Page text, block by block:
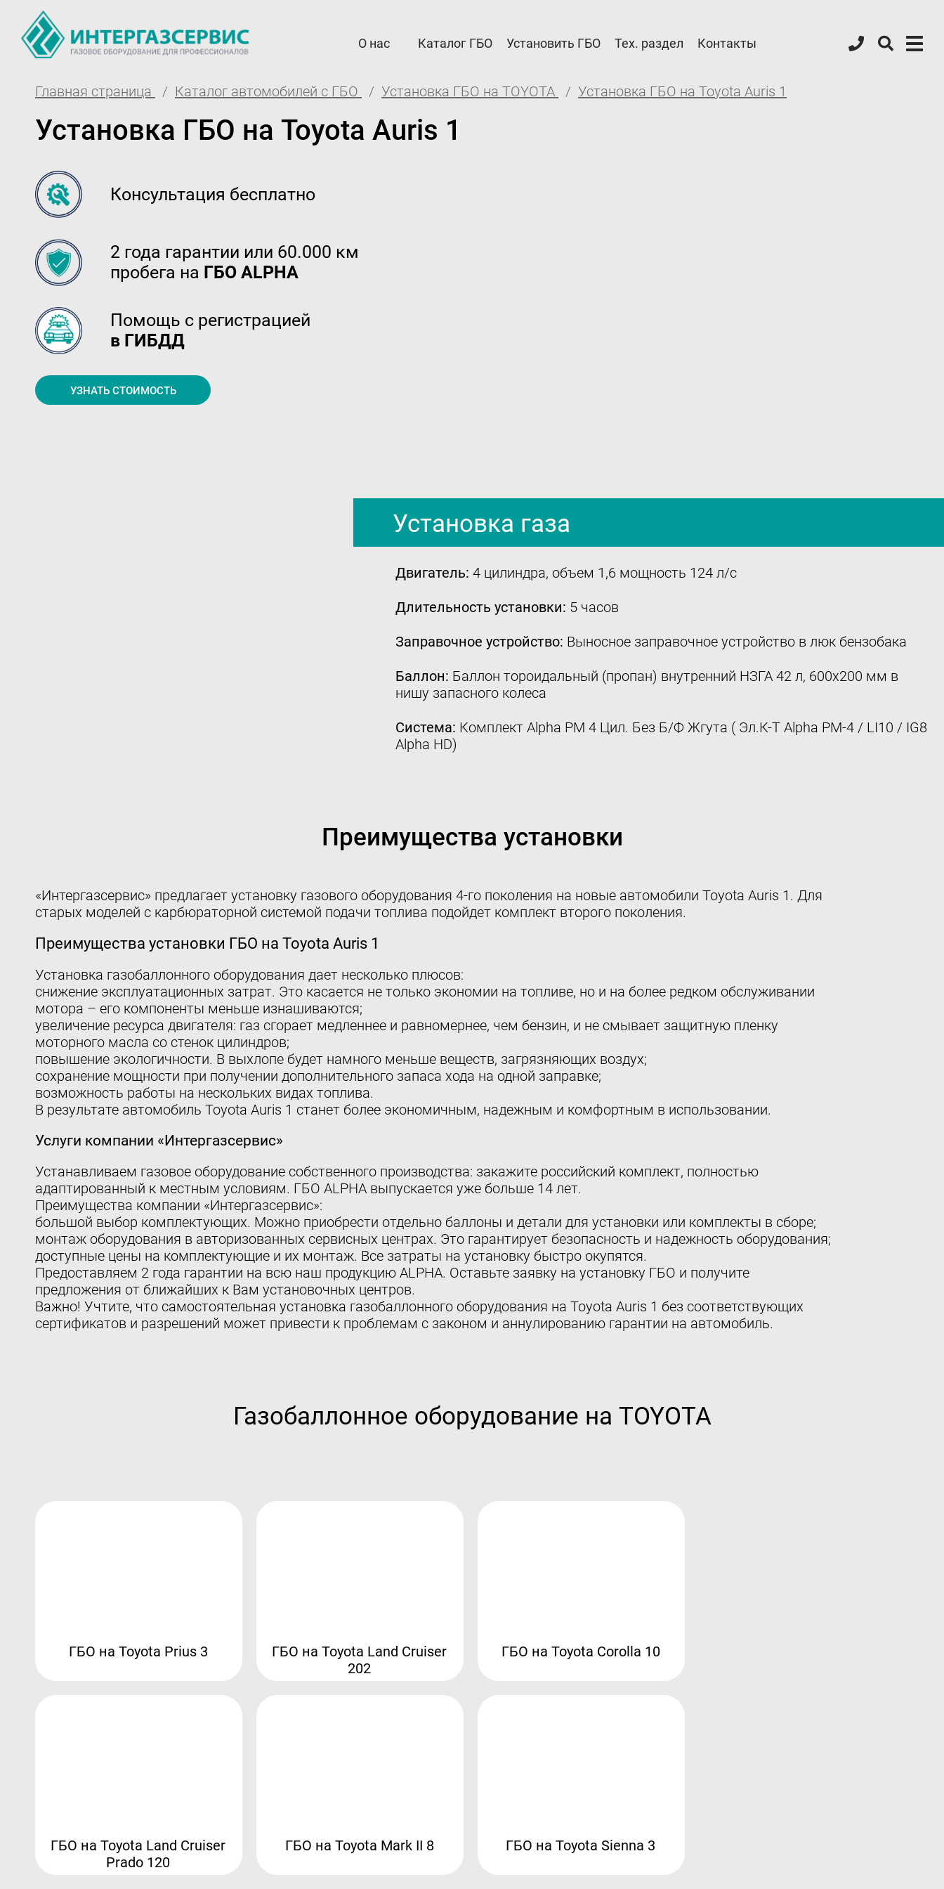
О нас Каталог ГБО Установить ГБО Тех. раздел Контакты
Новости
ГБО Alpha
Вопросы и ответы
Документы компании
Доставка Партнерам
Регистрация ГБО в ГИБДД
Тех. раздел
Главная страница Каталог автомобилей с ГБО Установка ГБО на TOYOTA Установка ГБО на Toyota Auris 1
Установка ГБО на Toyota Auris 1
Консультация бесплатно
2 года гарантии или 60.000 км
пробега на ГБО ALPHA
Помощь с регистрацией
в ГИБДД
УЗНАТЬ СТОИМОСТЬ
Установка газа
Двигатель: 4 цилиндра, объем 1,6 мощность 124 л/с
Длительность установки: 5 часов
Заправочное устройство: Выносное заправочное устройство в люк бензобака
Баллон: Баллон тороидальный (пропан) внутренний НЗГА 42 л, 600х200 мм в
нишу запасного колеса
Система: Комплект Alpha PM 4 Цил. Без Б/Ф Жгута ( Эл.К-Т Alpha PM-4 / LI10 / IG8
Alpha HD)
Преимущества установки
«Интергазсервис» предлагает установку газового оборудования 4-го поколения на новые автомобили Toyota Auris 1. Для
старых моделей с карбюраторной системой подачи топлива подойдет комплект второго поколения.
Преимущества установки ГБО на Toyota Auris 1
Установка газобаллонного оборудования дает несколько плюсов:
снижение эксплуатационных затрат. Это касается не только экономии на топливе, но и на более редком обслуживании
мотора – его компоненты меньше изнашиваются;
увеличение ресурса двигателя: газ сгорает медленнее и равномернее, чем бензин, и не смывает защитную пленку
моторного масла со стенок цилиндров;
повышение экологичности. В выхлопе будет намного меньше веществ, загрязняющих воздух;
сохранение мощности при получении дополнительного запаса хода на одной заправке;
возможность работы на нескольких видах топлива.
В результате автомобиль Toyota Auris 1 станет более экономичным, надежным и комфортным в использовании.
Услуги компании «Интергазсервис»
Устанавливаем газовое оборудование собственного производства: закажите российский комплект, полностью
адаптированный к местным условиям. ГБО ALPHA выпускается уже больше 14 лет.
Преимущества компании «Интергазсервис»:
большой выбор комплектующих. Можно приобрести отдельно баллоны и детали для установки или комплекты в сборе;
монтаж оборудования в авторизованных сервисных центрах. Это гарантирует безопасность и надежность оборудования;
доступные цены на комплектующие и их монтаж. Все затраты на установку быстро окупятся.
Предоставляем 2 года гарантии на всю наш продукцию ALPHA. Оставьте заявку на установку ГБО и получите
предложения от ближайших к Вам установочных центров.
Важно! Учтите, что самостоятельная установка газобаллонного оборудования на Toyota Auris 1 без соответствующих
сертификатов и разрешений может привести к проблемам с законом и аннулированию гарантии на автомобиль.
Газобаллонное оборудование на TOYOTA
ГБО на Toyota Prius 3
ГБО на Toyota Land Cruiser
202
ГБО на Toyota Corolla 10
ГБО на Toyota Land Cruiser
Prado 120
ГБО на Toyota Mark II 8 ГБО на Toyota Sienna 3